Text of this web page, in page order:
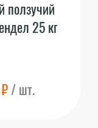
ползучий
25 кг
/ шт.